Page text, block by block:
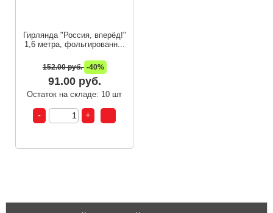
Гирлянда "Россия, вперёд!"
1,6 метра, фольгированн...
152.00 руб. -40%
91.00 руб.
Остаток на складе: 10 шт